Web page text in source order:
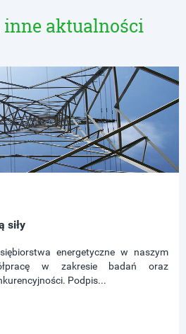
inne aktualności
siły
energetyczne w naszym
w zakresie badań oraz
Podpis...